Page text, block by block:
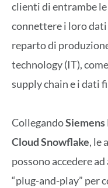
clienti di entrambe
connettere i loro
reparto di
technology (IT),
supply chain e i dati
CollegandoSiemens
Cloud Snowflake, le
possono accedere
“plug-and-play” per